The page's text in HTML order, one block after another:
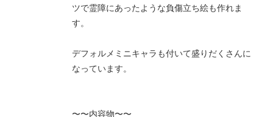
ツで霊障にあったような負傷立ち絵も作れま
す。
デフォルメミニキャラも付いて盛りだくさんに
なっています。
〜〜内容物〜〜